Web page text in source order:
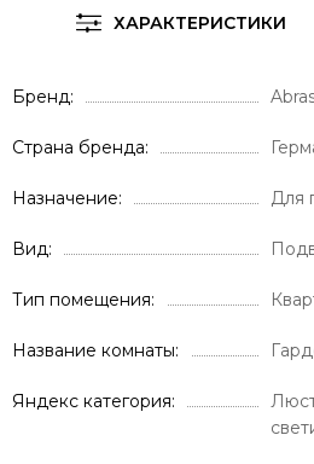
ХАРАКТЕРИСТИКИ
Бренд
Страна бренда
Назначение Для
Вид
Тип помещения
Название комнаты
Яндекс категория